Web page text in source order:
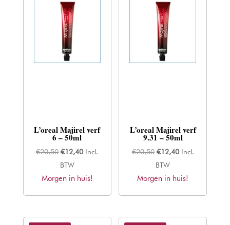
L’oreal Majirel verf
6 – 50ml
€20,50 Oorspronkelijke
prijs
was:
€12,40Huidige
is:
Incl.
BTW
Morgen in huis!
L’oreal Majirel verf
9.31 – 50ml
€20,50 Oorspronkelijke
prijs
was:
€12,40Huidige
is:
Incl.
BTW
Morgen in huis!